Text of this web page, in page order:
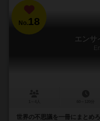
No.18
エンサ
世界の不思議を一冊にまとめろ